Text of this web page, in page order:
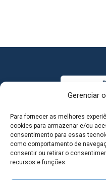
Gerenciar
Para fornecer as melhores
cookies para armazenar e/ou
consentimento para essas
como comportamento de
consentir ou retirar o
recursos e funções.
MAPA DO SITE